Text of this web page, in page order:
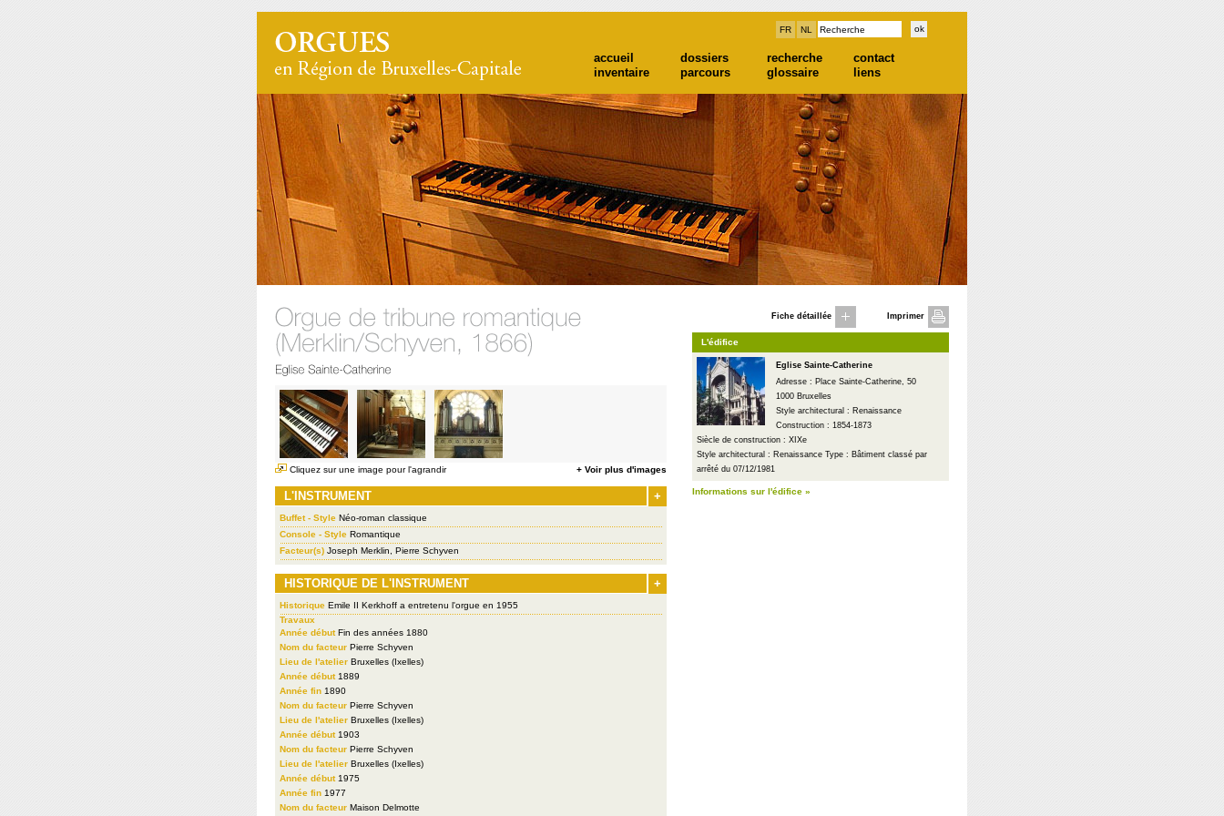
FR NL
accueil dossiers recherche
contact
inventaire
parcours glossaire liens
Cliquez sur une image pour l'agrandir + Voir plus d'images
+
L'INSTRUMENT
Buffet - Style Néo-roman classique
Console - Style Romantique
Facteur(s) Joseph Merklin, Pierre Schyven
+
HISTORIQUE DE L'INSTRUMENT
Historique Emile II Kerkhoff a entretenu l'orgue en 1955
Travaux
Année débutFin des années 1880
Nom du facteur Pierre Schyven
Lieu de l'atelier Bruxelles (Ixelles)
Année début1889
Année fin 1890
Nom du facteur Pierre Schyven
Lieu de l'atelier Bruxelles (Ixelles)
Année début1903
Nom du facteur Pierre Schyven
Lieu de l'atelier Bruxelles (Ixelles)
Année début1975
Année fin 1977
Nom du facteur Maison Delmotte
Fiche détaillée Imprimer
L'édifice
Eglise Sainte-Catherine
Adresse : Place Sainte-Catherine, 50
1000 Bruxelles
Style architectural : Renaissance
Construction : 1854-1873
Siècle de construction : XIXe
Style architectural : Renaissance Type : Bâtiment classé par
arrêté du 07/12/1981
Informations sur l'édifice »